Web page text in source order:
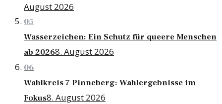
August 2026
05
Wasserzeichen: Ein Schutz für queere Menschen
ab 20268. August 2026
06
Wahlkreis 7 Pinneberg: Wahlergebnisse im
Fokus8. August 2026